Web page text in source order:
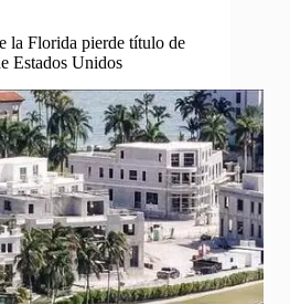
la Florida pierde título de
Estados Unidos